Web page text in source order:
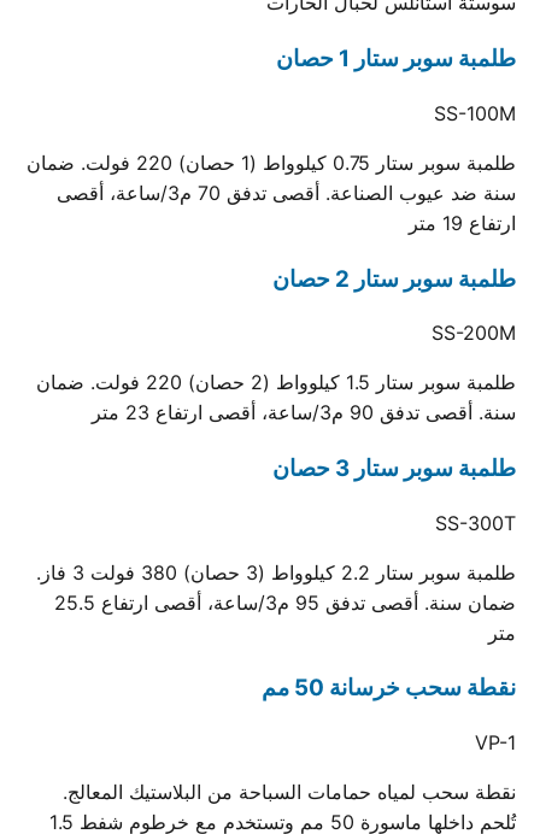
طلمبة سوبر ستار 1 حصان
SS-100M
طلمبة سوبر ستار 0.75 كيلوواط (1 حصان) 220 فولت. ضمان
سنة ضد عيوب الصناعة. أقصى تدفق 70 م3/ساعة، أقصى
ارتفاع 19 متر
طلمبة سوبر ستار 2 حصان
SS-200M
طلمبة سوبر ستار 1.5 كيلوواط (2 حصان) 220 فولت. ضمان
سنة. أقصى تدفق 90 م3/ساعة، أقصى ارتفاع 23 متر
طلمبة سوبر ستار 3 حصان
SS-300T
طلمبة سوبر ستار 2.2 كيلوواط (3 حصان) 380 فولت 3 فاز.
ضمان سنة. أقصى تدفق 95 م3/ساعة، أقصى ارتفاع 25.5
متر
نقطة سحب خرسانة 50 مم
VP-1
نقطة سحب لمياه حمامات السباحة من البلاستيك المعالج.
تُلحم داخلها ماسورة 50 مم وتستخدم مع خرطوم شفط 1.5